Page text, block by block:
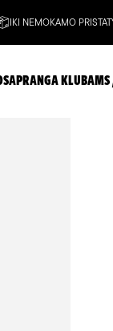
IKI NEMOKAMO
APRANGA